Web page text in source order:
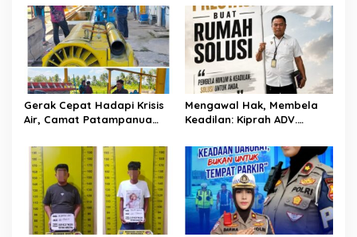
Kementerian Bahas Solusi
Debit Air Irigasi Watang
Sawitto Menulis
Gerak Cepat Hadapi Krisis
Air, Camat Patampanua
Demi Selamatkan Ribuan
Hektare Sawah Warga
Mengawal Hak, Membela
Keadilan: Kiprah ADV.
Solusi